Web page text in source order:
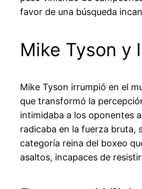
favor de una búsqueda
Mike Tyson y
Mike Tyson irrumpió en el
que transformó la
intimidaba a los oponentes
radicaba en la fuerza bruta,
categoría reina del boxeo
asaltos, incapaces de